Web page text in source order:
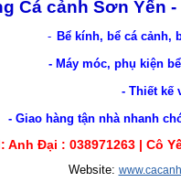
Cá cảnh Sơn Yến
Bể kính, bể cá cảnh,
- Máy móc, phụ kiện
- Thiết kế
nhà nhanh chóng. Cá
Anh Đại : 038971263 | Cô
Website: